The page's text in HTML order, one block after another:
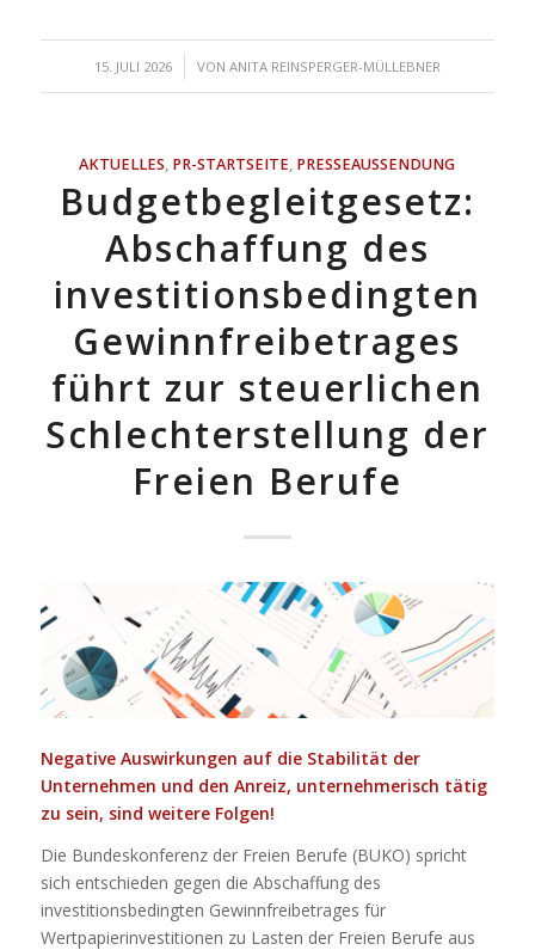
15. JULI 2026
/ VON ANITA REINSPERGER-MÜLLEBNER
AKTUELLES, PR-STARTSEITE, PRESSEAUSSENDUNG
Budgetbegleitgesetz:
Abschaffung des
investitionsbedingten
Gewinnfreibetrages
führt zur steuerlichen
Schlechterstellung der
Freien Berufe
Negative Auswirkungen auf die Stabilität der
Unternehmen und den Anreiz, unternehmerisch tätig
zu sein, sind weitere Folgen!
Die Bundeskonferenz der Freien Berufe (BUKO) spricht
sich entschieden gegen die Abschaffung des
investitionsbedingten Gewinnfreibetrages für
Wertpapierinvestitionen zu Lasten der Freien Berufe aus